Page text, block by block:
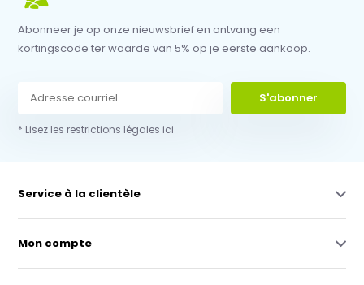
Abonneer je op onze nieuwsbrief en ontvang een
kortingscode ter waarde van 5% op je eerste aankoop.
S'abonner
* Lisez les restrictions légales ici
Service à la clientèle
Mon compte